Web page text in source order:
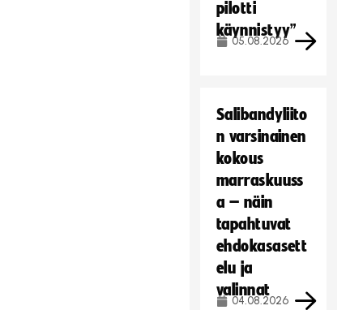
pilotti
käynnistyy”
05.08.2026
Salibandyliito
n varsinainen
kokous
marraskuuss
a – näin
tapahtuvat
ehdokasasett
elu ja
valinnat
04.08.2026